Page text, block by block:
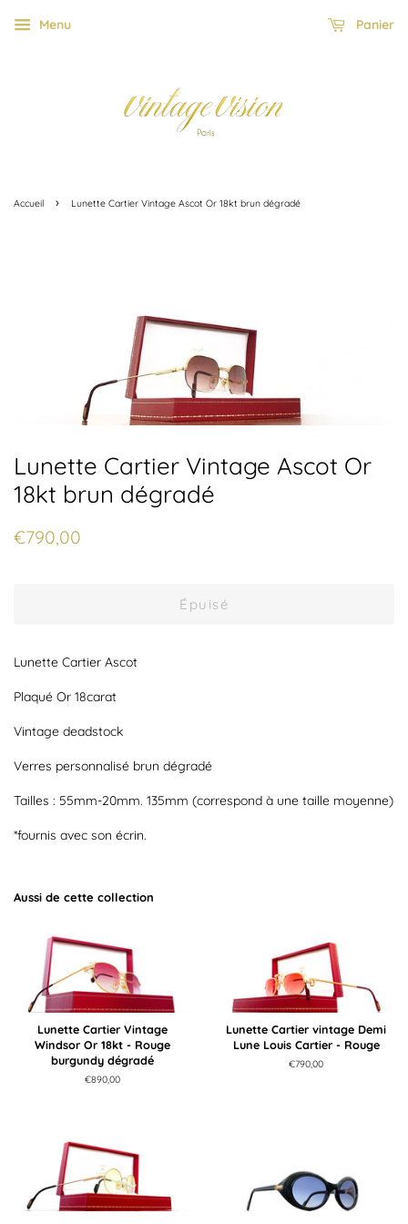
Menu Panier
Accueil › Lunette Cartier Vintage Ascot Or 18kt brun dégradé
Lunette Cartier Vintage Ascot Or
18kt brun dégradé
Prix
€790,00
Épuisé
Lunette Cartier Ascot
Plaqué Or 18carat
Vintage deadstock
Verres personnalisé brun dégradé
Tailles : 55mm-20mm. 135mm (correspond à une taille moyenne)
*fournis avec son écrin.
Aussi de cette collection
Lunette Cartier Vintage
Windsor Or 18kt - Rouge
burgundy dégradé
Prix
€890,00
Lunette Cartier vintage Demi
Lune Louis Cartier - Rouge
Prix
€790,00